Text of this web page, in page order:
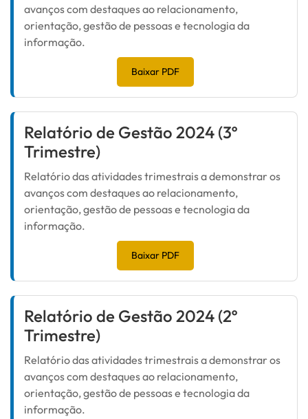
avanços com destaques ao relacionamento,
orientação, gestão de pessoas e tecnologia da
informação.
Baixar PDF
Relatório de Gestão 2024 (3º
Trimestre)
Relatório das atividades trimestrais a demonstrar os
avanços com destaques ao relacionamento,
orientação, gestão de pessoas e tecnologia da
informação.
Baixar PDF
Relatório de Gestão 2024 (2º
Trimestre)
Relatório das atividades trimestrais a demonstrar os
avanços com destaques ao relacionamento,
orientação, gestão de pessoas e tecnologia da
informação.